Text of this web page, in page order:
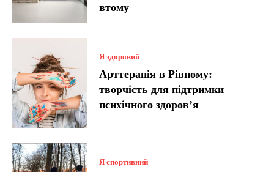
втому
Я здоровий
Арттерапія в Рівному:
творчість для підтримки
психічного здоров’я
Я спортивний